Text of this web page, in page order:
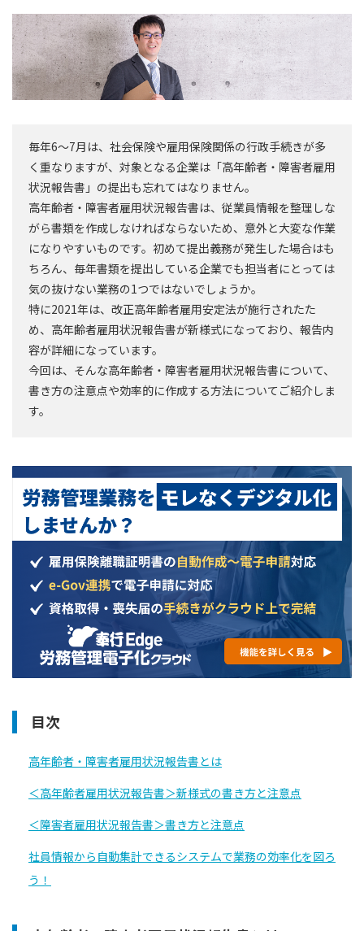
毎年6～7月は、社会保険や雇用保険関係の行政手続きが多
く重なりますが、対象となる企業は「⾼年齢者・障害者雇⽤
状況報告書」の提出も忘れてはなりません。
高年齢者・障害者雇用状況報告書は、従業員情報を整理しな
がら書類を作成しなければならないため、意外と大変な作業
になりやすいものです。初めて提出義務が発生した場合はも
ちろん、毎年書類を提出している企業でも担当者にとっては
気の抜けない業務の1つではないでしょうか。
特に2021年は、改正高年齢者雇用安定法が施行されたた
め、高年齢者雇用状況報告書が新様式になっており、報告内
容が詳細になっています。
今回は、そんな高年齢者・障害者雇用状況報告書について、
書き方の注意点や効率的に作成する方法についてご紹介しま
す。
目次
高年齢者・障害者雇用状況報告書とは
＜高年齢者雇用状況報告書＞新様式の書き方と注意点
＜障害者雇用状況報告書＞書き方と注意点
社員情報から自動集計できるシステムで業務の効率化を図ろ
う！